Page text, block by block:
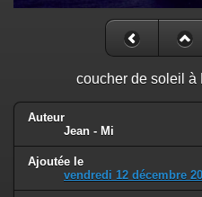
coucher de soleil à
Auteur
Jean - Mi
Ajoutée le
vendredi 12 décembre